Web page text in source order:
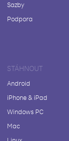
Sazby
Podpora
STÁHNOUT
Android
iPhone & iPad
Windows PC
Mac